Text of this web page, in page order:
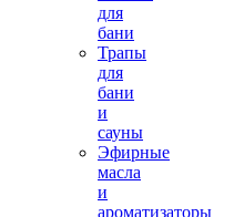
для
бани
Трапы
для
бани
и
сауны
Эфирные
масла
и
ароматизаторы